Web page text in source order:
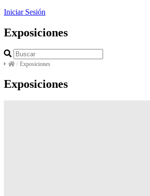
Iniciar Sesión
Exposiciones
/ Exposiciones
Exposiciones